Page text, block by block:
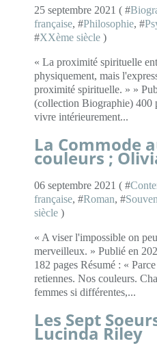
25 septembre 2021 ( #
française, #Philosophie, #
#XXème siècle )
« La proximité spirituelle
physiquement, mais
proximité spirituelle. » »
(collection Biographie) 400
vivre intérieurement...
La Commode
couleurs ;
06 septembre 2021 ( #
française, #Roman, #
siècle )
« A viser l'impossible on
merveilleux. » Publié en
182 pages Résumé : «
retiennes. Nos couleurs.
femmes si différentes,...
Les Sept
Lucinda Riley